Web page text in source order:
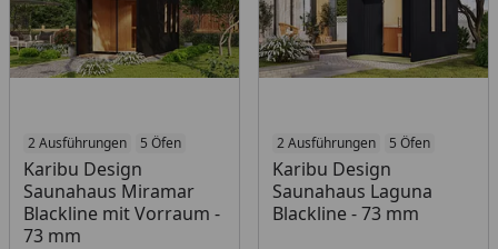
2 Ausführungen 5 Öfen
Karibu Design
Saunahaus Miramar
Blackline mit Vorraum -
73 mm
2 Ausführungen 5 Öfen
Karibu Design
Saunahaus Laguna
Blackline - 73 mm